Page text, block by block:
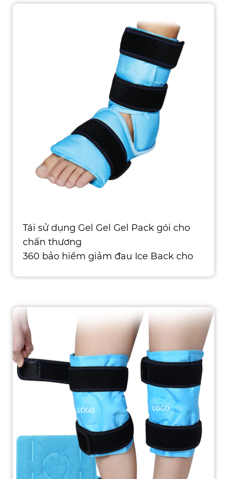
Tái sử dụng Gel Gel Gel Pack gói cho
chấn thương
360 bảo hiểm giảm đau Ice Back cho